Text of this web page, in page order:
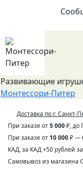
Развивающие
Монтессори-Питер
Доставка по г. Санкт-
При заказе от5 000₽, до
При заказе от 10 000₽ —
КАД, за КАД +50 рублей
Самовывоз из магазина